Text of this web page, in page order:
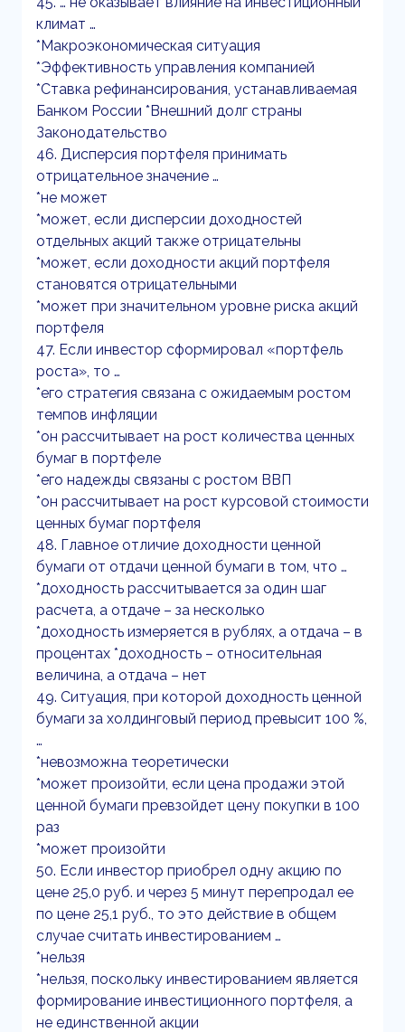
климат …
*Макроэкономическая ситуация
*Эффективность управления компанией
*Ставка рефинансирования, устанавливаемая
Банком России *Внешний долг страны
Законодательство
46. Дисперсия портфеля принимать
отрицательное значение …
*не может
*может, если дисперсии доходностей
отдельных акций также отрицательны
*может, если доходности акций портфеля
становятся отрицательными
*может при значительном уровне риска акций
портфеля
47. Если инвестор сформировал «портфель
роста», то …
*его стратегия связана с ожидаемым ростом
темпов инфляции
*он рассчитывает на рост количества ценных
бумаг в портфеле
*его надежды связаны с ростом ВВП
*он рассчитывает на рост курсовой стоимости
ценных бумаг портфеля
48. Главное отличие доходности ценной
бумаги от отдачи ценной бумаги в том, что …
*доходность рассчитывается за один шаг
расчета, а отдаче – за несколько
*доходность измеряется в рублях, а отдача – в
процентах *доходность – относительная
величина, а отдача – нет
49. Ситуация, при которой доходность ценной
бумаги за холдинговый период превысит 100 %,
…
*невозможна теоретически
*может произойти, если цена продажи этой
ценной бумаги превзойдет цену покупки в 100
раз
*может произойти
50. Если инвестор приобрел одну акцию по
цене 25,0 руб. и через 5 минут перепродал ее
по цене 25,1 руб., то это действие в общем
случае считать инвестированием …
*нельзя
*нельзя, поскольку инвестированием является
формирование инвестиционного портфеля, а
не единственной акции